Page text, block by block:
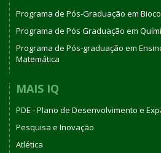
Programa de Pós-Graduação em
Programa de Pós Graduação em
Programa de Pós-graduação em
Matemática
MAIS IQ
PDE - Plano de Desenvolvimento e
Pesquisa e Inovação
Atlética